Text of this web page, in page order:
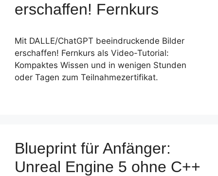
erschaffen! Fernkurs
Mit DALLE/ChatGPT beeindruckende Bilder
erschaffen! Fernkurs als Video-Tutorial:
Kompaktes Wissen und in wenigen Stunden
oder Tagen zum Teilnahmezertifikat.
Blueprint für Anfänger:
Unreal Engine 5 ohne C++